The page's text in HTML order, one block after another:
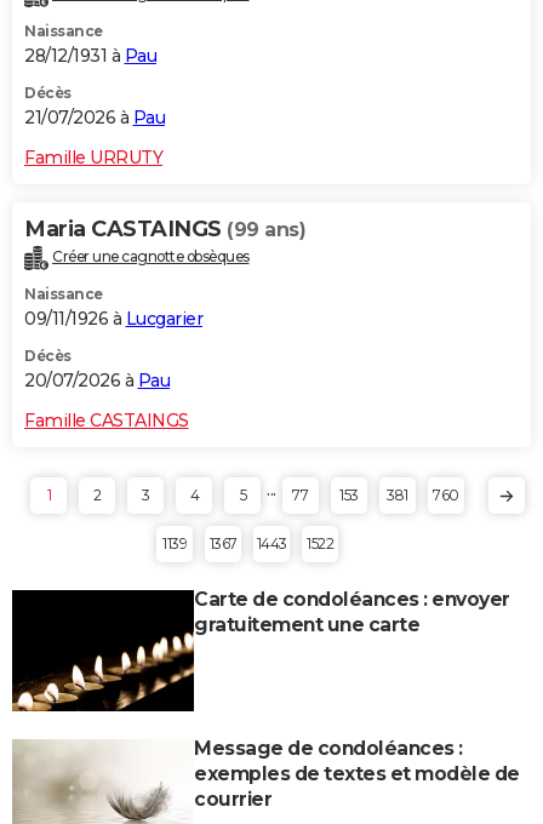
Naissance
28/12/1931 à Pau
Décès
21/07/2026 à Pau
Famille URRUTY
Maria CASTAINGS (99 ans)
Créer une cagnotte obsèques
Naissance
09/11/1926 à Lucgarier
Décès
20/07/2026 à Pau
Famille CASTAINGS
1 2 3 4 5 ... 77 153 381 760
1139 1367 1443 1522
Carte de condoléances : envoyer
gratuitement une carte
Message de condoléances :
exemples de textes et modèle de
courrier